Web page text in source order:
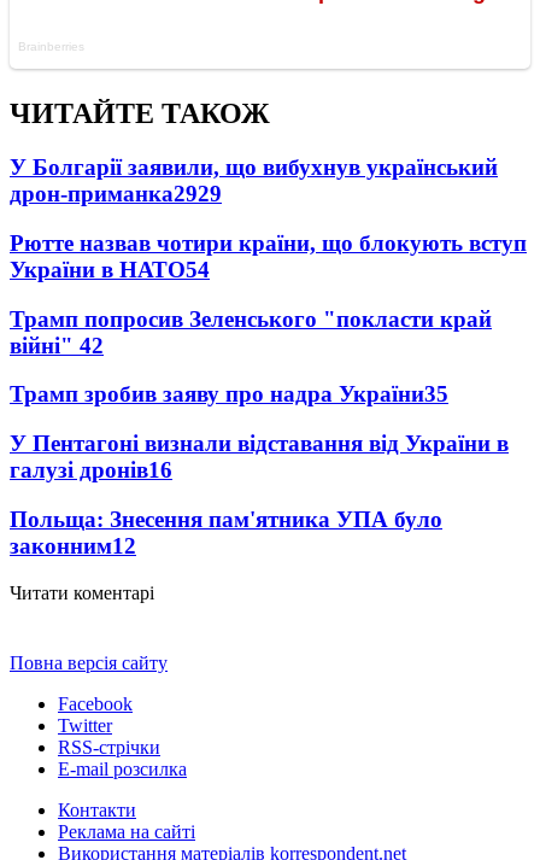
ЧИТАЙТЕ ТАКОЖ
У Болгарії заявили, що вибухнув український
дрон-приманка2929
Рютте назвав чотири країни, що блокують вступ
України в НАТО54
Трамп попросив Зеленського "покласти край
війні" 42
Трамп зробив заяву про надра України35
У Пентагоні визнали відставання від України в
галузі дронів16
Польща: Знесення пам'ятника УПА було
законним12
Читати коментарі
Повна версія сайту
Facebook
Twitter
RSS-стрічки
E-mail розсилка
Контакти
Реклама на сайті
Використання матеріалів korrespondent.net